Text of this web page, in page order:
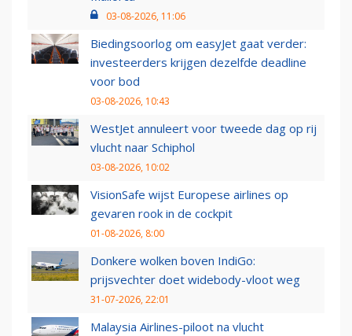
03-08-2026, 11:06
Biedingsoorlog om easyJet gaat verder:
investeerders krijgen dezelfde deadline
voor bod
03-08-2026, 10:43
WestJet annuleert voor tweede dag op rij
vlucht naar Schiphol
03-08-2026, 10:02
VisionSafe wijst Europese airlines op
gevaren rook in de cockpit
01-08-2026, 8:00
Donkere wolken boven IndiGo:
prijsvechter doet widebody-vloot weg
31-07-2026, 22:01
Malaysia Airlines-piloot na vlucht